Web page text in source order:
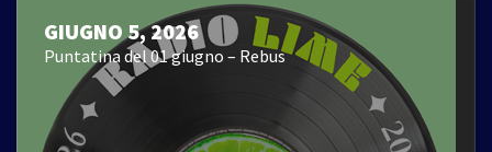
GIUGNO 5, 2026
Puntatina del 01 giugno – Rebus